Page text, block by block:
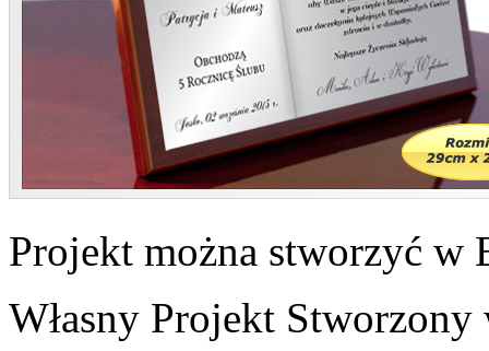
Projekt można stworzyć w
Własny Projekt